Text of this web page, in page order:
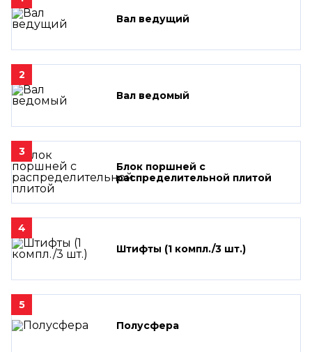
Вал ведущий
2
Вал ведомый
3
Блок поршней c
распределительной плитой
4
Штифты (1 компл./3 шт.)
5
Полусфера